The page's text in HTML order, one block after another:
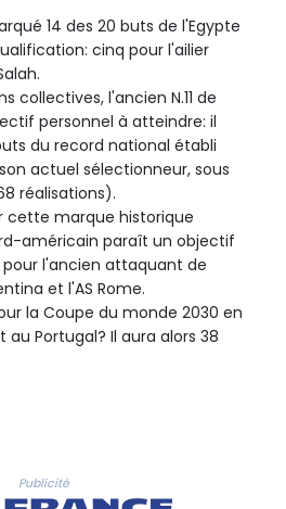
14 des 20 buts de l'Egypte
cinq pour l'ailier
collectives, l'ancien N.11 de
personnel à atteindre: il
du record national établi
actuel sélectionneur, sous
réalisations).
cette marque historique
américain paraît un objectif
l'ancien attaquant de
et l'AS Rome.
la Coupe du monde 2030 en
au Portugal? Il aura alors 38
Publicité